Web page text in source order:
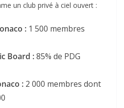
un club privé à ciel ouvert :
: 1 500 membres
Board :85% de PDG
: 2 000 membres dont